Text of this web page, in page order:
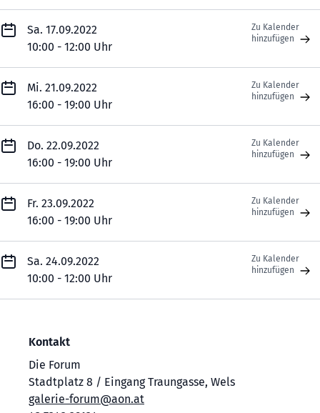
Sa. 17.09.2022
10:00 - 12:00 Uhr
Zu Kalender
hinzufügen
Mi. 21.09.2022
16:00 - 19:00 Uhr
Zu Kalender
hinzufügen
Do. 22.09.2022
16:00 - 19:00 Uhr
Zu Kalender
hinzufügen
Fr. 23.09.2022
16:00 - 19:00 Uhr
Zu Kalender
hinzufügen
Sa. 24.09.2022
10:00 - 12:00 Uhr
Zu Kalender
hinzufügen
Kontakt
Die Forum
Stadtplatz 8 / Eingang Traungasse, Wels
galerie-forum@aon.at